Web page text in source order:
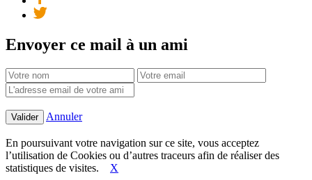
Envoyer ce mail à un ami
Annuler
En poursuivant votre navigation sur ce site, vous acceptez
l’utilisation de Cookies ou d’autres traceurs afin de réaliser des
statistiques de visites. X